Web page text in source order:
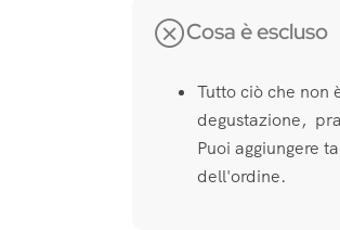
Cosa è escluso
Tutto ciò che non
degustazione,
Puoi aggiungere
dell'ordine.